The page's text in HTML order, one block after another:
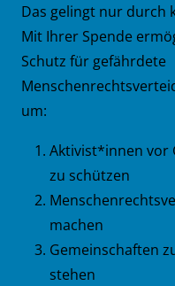
Das gelingt nur durch
Mit Ihrer Spende
Schutz für gefährdete
um:
Aktivist*innen vor
zu schützen
machen
Gemeinschaften
stehen